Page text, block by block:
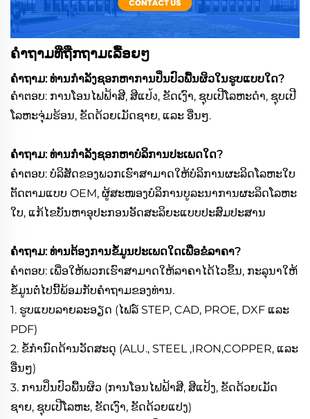
ຄຳຖາມທີ່ຖືກຖາມເລື້ອຍໆ
ຄຳຖາມ: ທ່ານກຳລັງຊອກຫາການປິ່ນປົວພື້ນຜິວໃນຮູບແບບໃດ?
ຄຳຕອບ: ການໂອນໄຟຟ້າສີ, ສີແປ้ง, ຂັດເງົາ, ຊຸບເປີໂລຫະດຳ, ຊຸບເປີ
ໂລຫະຈຸ່ມຮ້ອນ, ຂັດດ້ວຍເມັດຊາຍ, ແລະ ອື່ນໆ.
ຄຳຖາມ: ທ່ານກຳລັງຊອກຫາບໍລິການປະເພດໃດ?
ຄຳຕອບ: ບໍລິສັດຂອງພວກເຮົາສາມາດໃຫ້ບໍລິການຜະລິດໂລຫະໃບ
ຕັດຕາມແບບ OEM, ຜູ້ສະໜອງບໍລິການບູລະນາການຜະລິດໂລຫະ
ໃບ, ແກ້ໄຂບັນຫາອຸປະກອນອັດສະລິຍະແບບປະສົມປະສານ
ຄຳຖາມ: ທ່ານຕ້ອງການຂໍ້ມູນປະເພດໃດເພື່ອຂໍລາຄາ?
ຄຳຕອບ: ເພື່ອໃຫ້ພວກເຮົາສາມາດໃຫ້ລາຄາໄດ້ໄວຂຶ້ນ, ກະລຸນາໃຫ້
ຂໍ້ມູນຕໍ່ໄປນີ້ພ້ອມກັບຄຳຖາມຂອງທ່ານ.
1. ຮູບແບບລາຍລະອຽດ (ໄຟລ໌ STEP, CAD, PROE, DXF ແລະ
PDF)
2. ຂໍ້ກຳນົດດ້ານວັດສະດຸ (ALU., STEEL ,IRON,COPPER, ແລະ
ອື່ນໆ)
3. ການປິ່ນປົວພື້ນຜິວ (ການໂອນໄຟຟ້າສີ, ສີແປ້ງ, ຂັດດ້ວຍເມັດ
ຊາຍ, ຊຸບເປີໂລຫະ, ຂັດເງົາ, ຂັດດ້ວຍແປງ)